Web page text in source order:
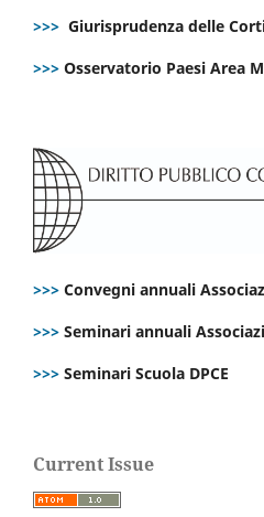
>>> Giurisprudenza delle
>>> Osservatorio Paesi Area
>>> Convegni annuali
>>> Seminari annuali
>>> Seminari Scuola DPCE
Current Issue